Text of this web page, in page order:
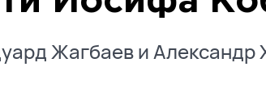
Жагбаев и Александр